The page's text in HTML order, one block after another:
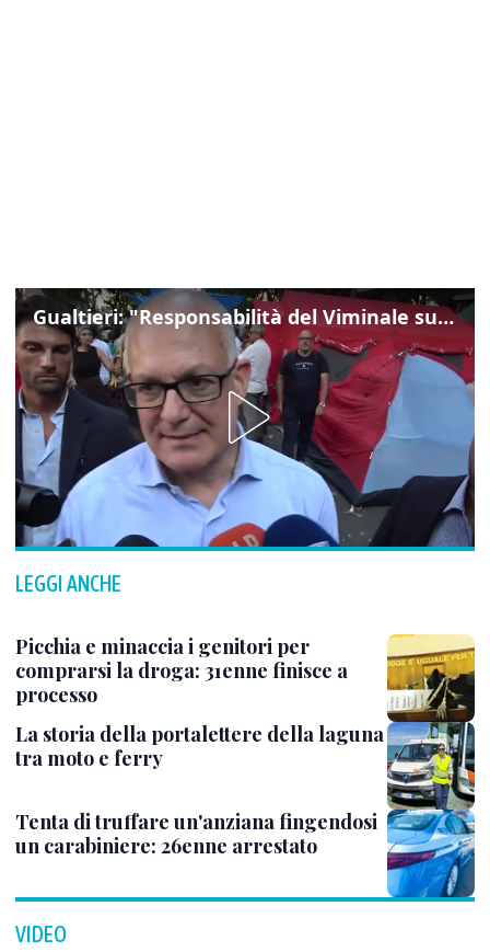
Gualtieri: "Responsabilità del Viminale su Spin Time? La posizione dei partiti è nota"
LEGGI ANCHE
Picchia e minaccia i genitori per
comprarsi la droga: 31enne finisce a
processo
La storia della portalettere della laguna
tra moto e ferry
Tenta di truffare un'anziana fingendosi
un carabiniere: 26enne arrestato
VIDEO